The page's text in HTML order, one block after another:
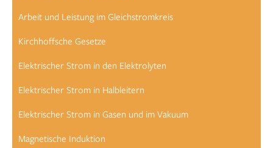
Arbeit und Leistung im Gleichstromkreis
Kirchhoffsche Gesetze
Elektrischer Strom in den Elektrolyten
Elektrischer Strom in Halbleitern
Elektrischer Strom in Gasen und im Vakuum
Magnetische Induktion